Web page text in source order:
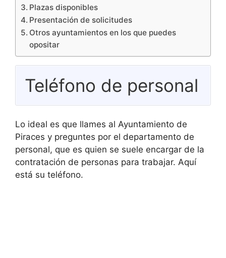
Plazas disponibles
Presentación de solicitudes
Otros ayuntamientos en los que puedes
opositar
Teléfono de personal
Lo ideal es que llames al Ayuntamiento de
Piraces y preguntes por el departamento de
personal, que es quien se suele encargar de la
contratación de personas para trabajar. Aquí
está su teléfono.